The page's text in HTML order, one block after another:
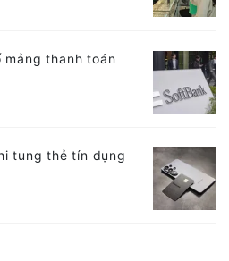
mảng thanh toán
tung thẻ tín dụng